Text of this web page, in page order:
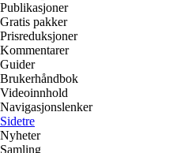
Publikasjoner
Gratis pakker
Prisreduksjoner
Kommentarer
Guider
Brukerhåndbok
Videoinnhold
Navigasjonslenker
Sidetre
Nyheter
Samling